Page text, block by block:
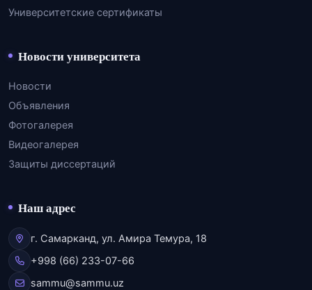
Университетские сертификаты
Новости университета
Новости
Объявления
Фотогалерея
Видеогалерея
Защиты диссертаций
Наш адрес
г. Самарканд, ул. Амира Темура, 18
+998 (66) 233-07-66
sammu@sammu.uz